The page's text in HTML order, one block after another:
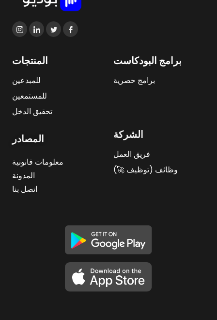
المنتجات
للمبدعين
للمستمعين
تحقيق الدخل
برامج البودكاست
برامج حصرية
المصادر
معلومات قانونية
المدونة
اتصل بنا
الشركة
فريق العمل
وظائف (توظيف 🚀)